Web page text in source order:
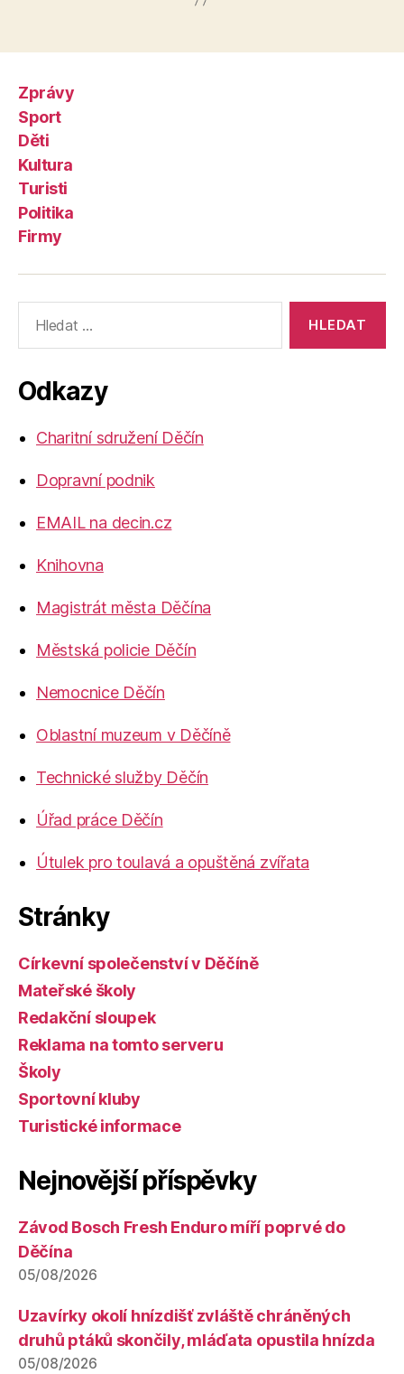
Zprávy
Sport
Děti
Kultura
Turisti
Politika
Firmy
vyhledávání:
Odkazy
Charitní sdružení Děčín
Dopravní podnik
EMAIL na decin.cz
Knihovna
Magistrát města Děčína
Městská policie Děčín
Nemocnice Děčín
Oblastní muzeum v Děčíně
Technické služby Děčín
Úřad práce Děčín
Útulek pro toulavá a opuštěná zvířata
Stránky
Církevní společenství v Děčíně
Mateřské školy
Redakční sloupek
Reklama na tomto serveru
Školy
Sportovní kluby
Turistické informace
Nejnovější příspěvky
Závod Bosch Fresh Enduro míří poprvé do
Děčína
05/08/2026
Uzavírky okolí hnízdišť zvláště chráněných
druhů ptáků skončily, mláďata opustila hnízda
05/08/2026